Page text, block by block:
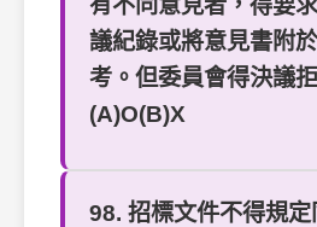
有不同意見者，得要
議紀錄或將意見書附
考。但委員會得決議
(A)O(B)X
98. 招標文件不得規